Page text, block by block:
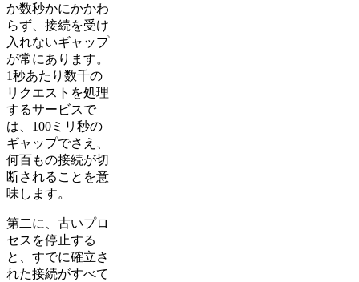
か数秒かにかかわ
らず、接続を受け
入れないギャップ
が常にあります。
1秒あたり数千の
リクエストを処理
するサービスで
は、100ミリ秒の
ギャップでさえ、
何百もの接続が切
断されることを意
味します。
第二に、古いプロ
セスを停止する
と、すでに確立さ
れた接続がすべて